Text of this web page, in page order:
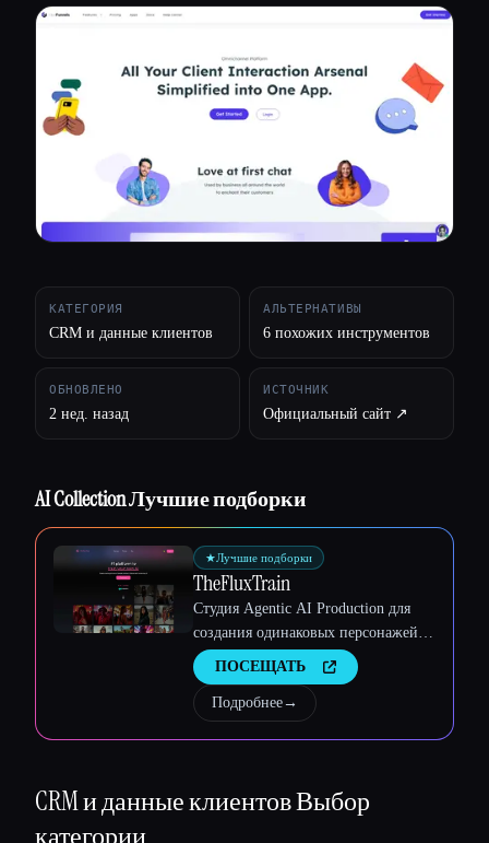
О нас
Esc
КАТЕГОРИЯ
CRM и данные клиентов
АЛЬТЕРНАТИВЫ
6 похожих инструментов
ОБНОВЛЕНО
2 нед. назад
ИСТОЧНИК
Официальный сайт ↗︎
AI Collection Лучшие подборки
★Лучшие подборки
TheFluxTrain
Студия Agentic AI Production для
создания одинаковых персонажей,
рабочих процессов и видео
ПОСЕЩАТЬ
Подробнее→
CRM и данные клиентовВыбор
категории